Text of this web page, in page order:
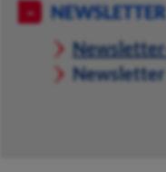
NEWSLETTER